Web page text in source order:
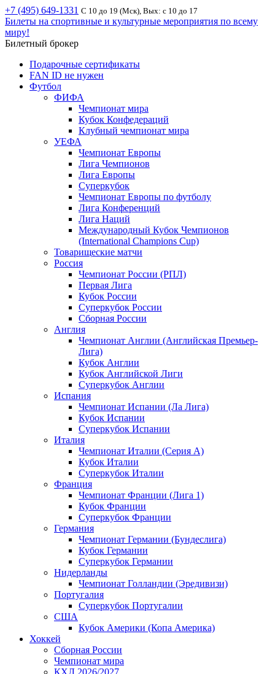
+7 (495) 649-1331 С 10 до 19 (Мск), Вых: с 10 до 17
Билеты на спортивные и культурные мероприятия по всему
миру!
Билетный брокер
Подарочные сертификаты
FAN ID не нужен
Футбол
ФИФА
Чемпионат мира
Кубок Конфедераций
Клубный чемпионат мира
УЕФА
Чемпионат Европы
Лига Чемпионов
Лига Европы
Суперкубок
Чемпионат Европы по футболу
Лига Конференций
Лига Наций
Международный Кубок Чемпионов
(International Champions Cup)
Товарищеские матчи
Россия
Чемпионат России (РПЛ)
Первая Лига
Кубок России
Суперкубок России
Сборная России
Англия
Чемпионат Англии (Английская Премьер-
Лига)
Кубок Англии
Кубок Английской Лиги
Суперкубок Англии
Испания
Чемпионат Испании (Ла Лига)
Кубок Испании
Суперкубок Испании
Италия
Чемпионат Италии (Серия А)
Кубок Италии
Суперкубок Италии
Франция
Чемпионат Франции (Лига 1)
Кубок Франции
Суперкубок Франции
Германия
Чемпионат Германии (Бундеслига)
Кубок Германии
Суперкубок Германии
Нидерланды
Чемпионат Голландии (Эредивизи)
Португалия
Суперкубок Португалии
США
Кубок Америки (Копа Америка)
Хоккей
Сборная России
Чемпионат мира
КХЛ 2026/2027